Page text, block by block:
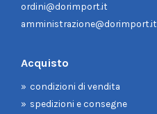
ordini@dorimport.it
amministrazione@dorimport.it
Acquisto
condizioni di vendita
spedizioni e consegne